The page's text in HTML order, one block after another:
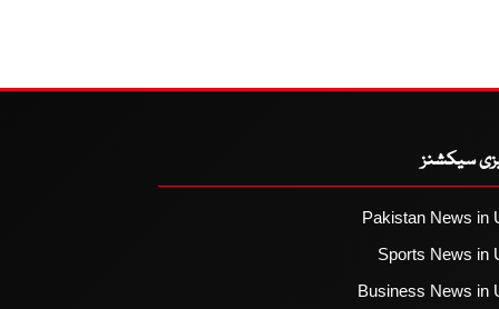
سیکشنز
Pakistan News in
Sports News in
Business News in